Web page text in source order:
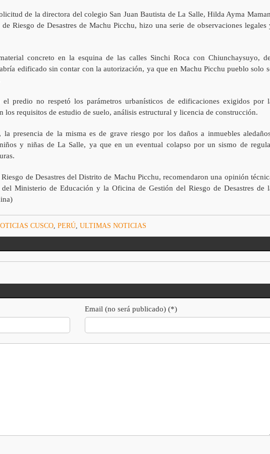
de la directora del colegio San Juan Bautista de La Salle, Hilda Ayma
Riesgo de Desastres de Machu Picchu, hizo una serie de observaciones legales
concreto en la esquina de las calles Sinchi Roca con Chiunchaysuyo,
edificado sin contar con la autorización, ya que en Machu Picchu pueblo solo
predio no respetó los parámetros urbanísticos de edificaciones exigidos por
los requisitos de estudio de suelo, análisis estructural y licencia de construcción.
la presencia de la misma es de grave riesgo por los daños a inmuebles
y niñas de La Salle, ya que en un eventual colapso por un sismo de
de Desastres del Distrito de Machu Picchu, recomendaron una opinión
Ministerio de Educación y la Oficina de Gestión del Riesgo de Desastres de
CUSCO, PERÚ, ULTIMAS NOTICIAS
Email (no será publicado) (*)